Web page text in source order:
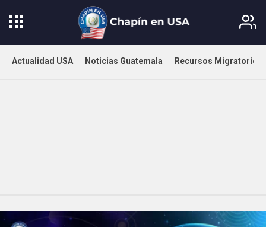
Actualidad USA Noticias Guatemala Recursos Migratorios